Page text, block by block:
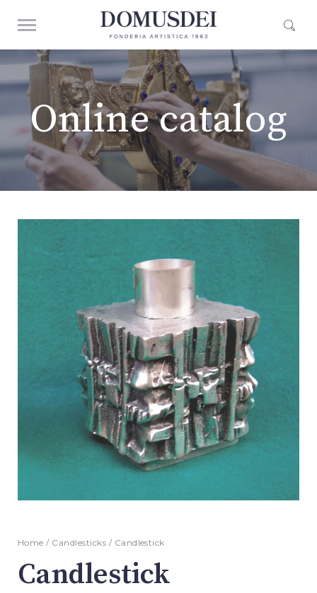
Online catalog
Home / Candlesticks / Candlestick
Candlestick